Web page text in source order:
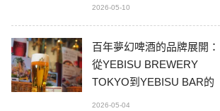
2026-05-10
百年夢幻啤酒的品牌展開：
從YEBISU BREWERY
TOKYO到YEBISU BAR的
2026-05-04